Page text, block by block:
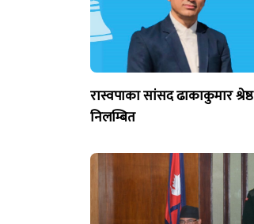
रास्वपाका सांसद ढाकाकुमार श्रेष्ठ
निलम्बित